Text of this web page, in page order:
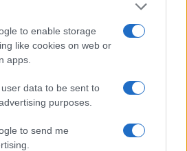
to enable storage
like cookies on web or
apps.
data to be sent to
purposes.
to send me
come valorizzare il nostro